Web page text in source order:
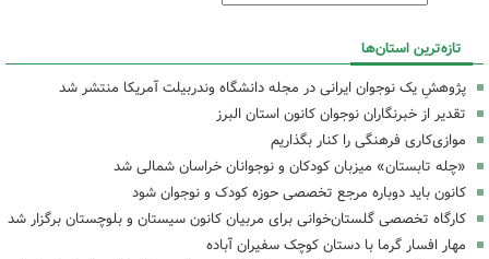
تازه‌ترین استان‌ها
پژوهشِ یک نوجوان ایرانی در مجله دانشگاه وندربیلت آمریکا منتشر شد
تقدیر از خبرنگاران نوجوان کانون استان البرز
موازی‌کاری فرهنگی را کنار بگذاریم
«چله تابستان» میزبان کودکان و نوجوانان خراسان شمالی شد
کانون باید دوباره مرجع تخصصی حوزه کودک و نوجوان شود
کارگاه تخصصی گلستان‌خوانی برای مربیان کانون سیستان و بلوچستان برگزار شد
مهار افسار گرما با دستان کوچک سفیران آباده